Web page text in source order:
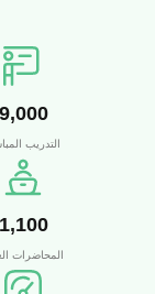
9,000
التدريب المباشر
1,100
المحاضرات